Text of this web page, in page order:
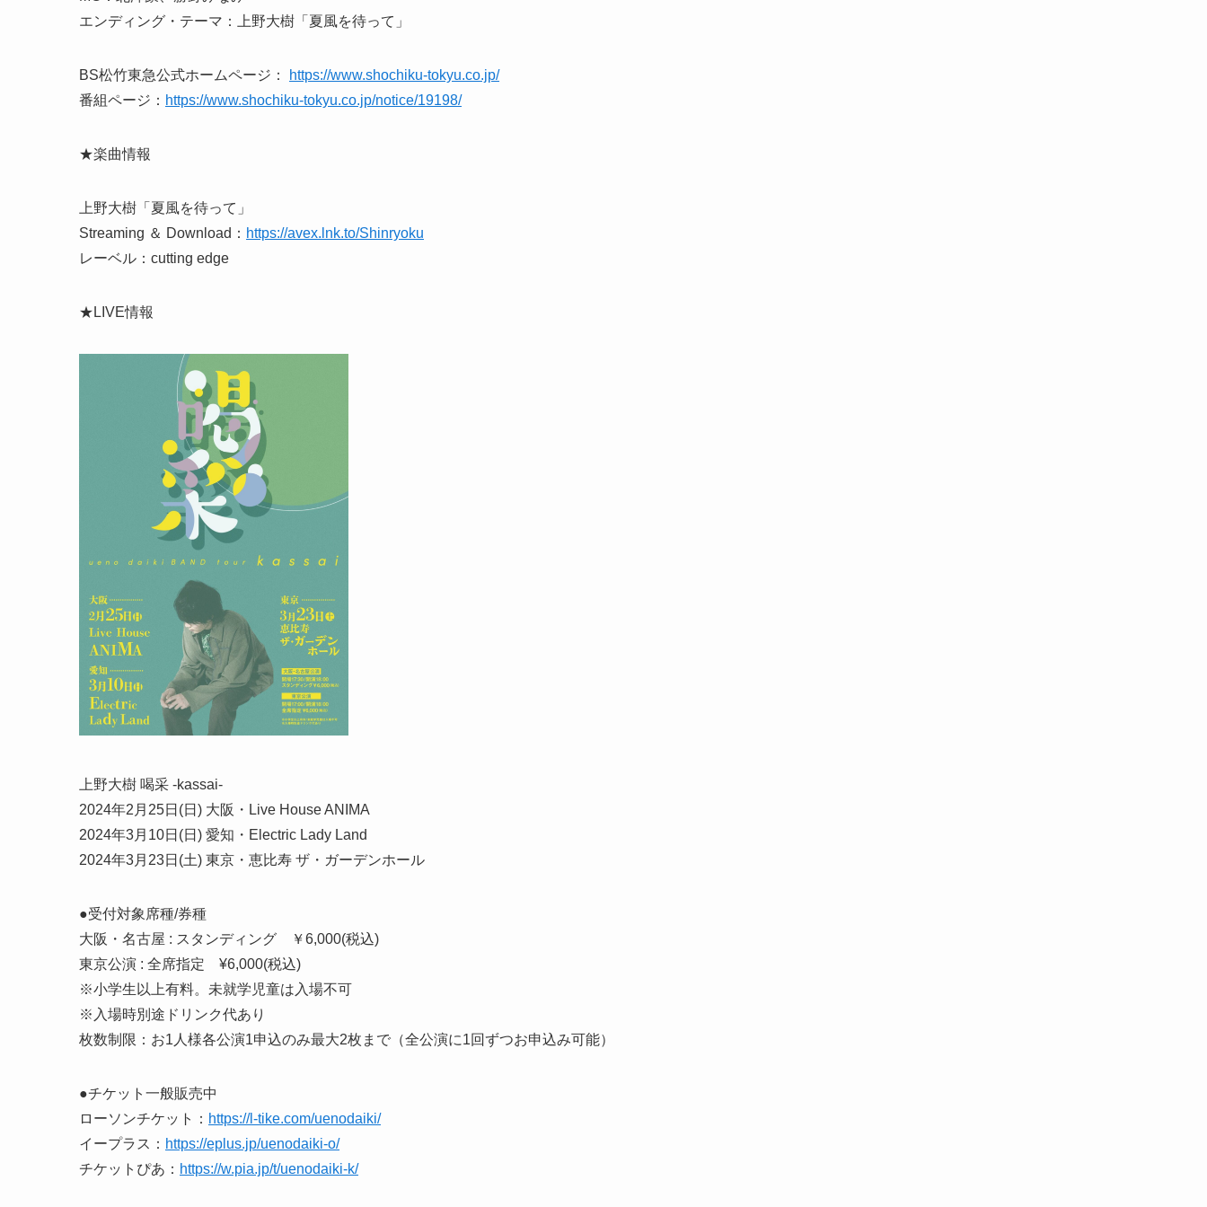
エンディング・テーマ：上野大樹「夏風を待って」
BS松竹東急公式ホームページ：
https://www.shochiku-tokyu.co.jp/
番組ページ： https://www.shochiku-tokyu.co.jp/notice/19198/
★楽曲情報
上野大樹「夏風を待って」
Streaming ＆ Download： https://avex.lnk.to/Shinryoku
レーベル：cutting edge
★LIVE情報
上野大樹 喝采 -kassai-
2024年2月25日(日) 大阪・Live House ANIMA
2024年3月10日(日) 愛知・Electric Lady Land
2024年3月23日(土) 東京・恵比寿 ザ・ガーデンホール
●受付対象席種/券種
大阪・名古屋 : スタンディング ￥6,000(税込)
東京公演 : 全席指定 ¥6,000(税込)
※小学生以上有料。未就学児童は入場不可
※入場時別途ドリンク代あり
枚数制限：お1人様各公演1申込のみ最大2枚まで（全公演に1回ずつお申込み可能）
●チケット一般販売中
ローソンチケット： https://l-tike.com/uenodaiki/
イープラス： https://eplus.jp/uenodaiki-o/
チケットぴあ： https://w.pia.jp/t/uenodaiki-k/